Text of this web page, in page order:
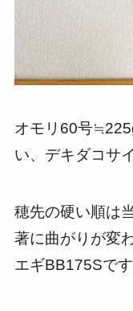
オモリ60号
い、デキダコサ
穂先の硬い順は
著に曲がりが変
エギBB175Sです